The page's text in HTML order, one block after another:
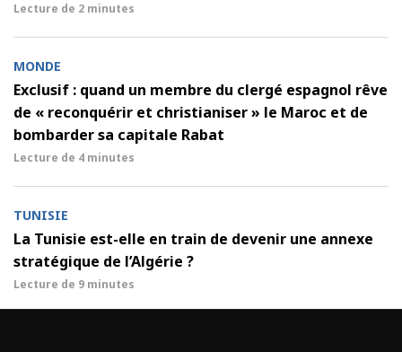
Lecture de 2 minutes
MONDE
Exclusif : quand un membre du clergé espagnol rêve
de « reconquérir et christianiser » le Maroc et de
bombarder sa capitale Rabat
Lecture de 4 minutes
TUNISIE
La Tunisie est-elle en train de devenir une annexe
stratégique de l’Algérie ?
Lecture de 9 minutes